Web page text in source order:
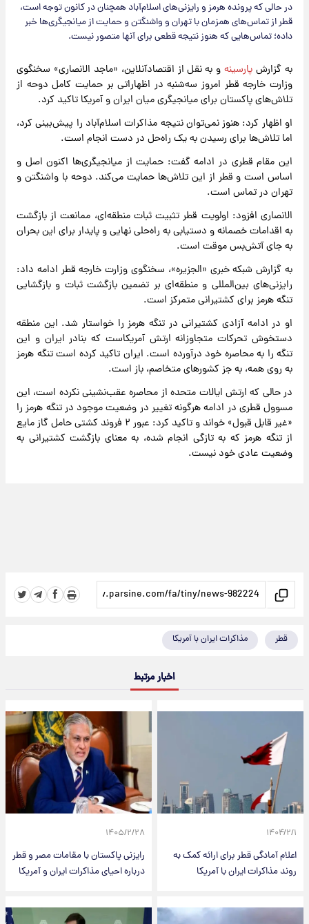
در حالی که پرونده هرمز و رایزنی‌های اسلام‌آباد همچنان در کانون توجه است،
قطر از تماس‌های همزمان با تهران و واشنگتن و حمایت از میانجیگری‌ها خبر
داده؛ تماس‌هایی که هنوز نتیجه قطعی برای آنها متصور نیست.
به گزارش پارسینهو به نقل از اقتصادآنلاین، «ماجد الانصاری» سخنگوی
وزارت خارجه قطر امروز سه‌شنبه در اظهاراتی بر حمایت کامل دوحه از
تلاش‌های پاکستان برای میانجیگری میان ایران و آمریکا تاکید کرد.
او اظهار کرد: هنوز نمی‌توان نتیجه مذاکرات اسلام‌آباد را پیش‌بینی کرد،
اما تلاش‌ها برای رسیدن به یک راه‌حل در دست انجام است.
این مقام قطری در ادامه گفت: حمایت از میانجیگری‌ها اکنون اصل و
اساس است و قطر از این تلاش‌ها حمایت می‌کند. دوحه با واشنگتن و
تهران در تماس است.
الانصاری افزود: اولویت قطر تثبیت ثبات منطقه‌ای، ممانعت از بازگشت
به اقدامات خصمانه و دستیابی به راه‌حلی نهایی و پایدار برای این بحران
به جای آتش‌بس موقت است.
به گزارش شبکه خبری «الجزیره»، سخنگوی وزارت خارجه قطر ادامه داد:
رایزنی‌های بین‌المللی و منطقه‌ای بر تضمین بازگشت ثبات و بازگشایی
تنگه هرمز برای کشتیرانی متمرکز است.
او در ادامه آزادی کشتیرانی در تنگه هرمز را خواستار شد. این منطقه
دستخوش تحرکات متجاوزانه ارتش آمریکاست که بنادر ایران و این
تنگه را به محاصره خود درآورده است. ایران تاکید کرده است تنگه هرمز
به روی همه، به جز کشور‌های متخاصم، باز است.
در حالی که ارتش ایالات متحده از محاصره عقب‌نشینی نکرده است، این
مسوول قطری در ادامه هرگونه تغییر در وضعیت موجود در تنگه هرمز را
«غیر قابل قبول» خواند و تاکید کرد: عبور ۲ فروند کشتی حامل گاز مایع
از تنگه هرمز که به تازگی انجام شده، به معنای بازگشت کشتیرانی به
وضعیت عادی خود نیست.
قطر مذاکرات ایران با آمریکا
اخبار مرتبط
۱۴۰۴/۲/۱
اعلام آمادگی قطر برای ارائه کمک به
روند مذاکرات ایران با آمریکا
۱۴۰۵/۲/۲۸
رایزنی پاکستان با مقامات مصر و قطر
درباره احیای مذاکرات ایران و آمریکا